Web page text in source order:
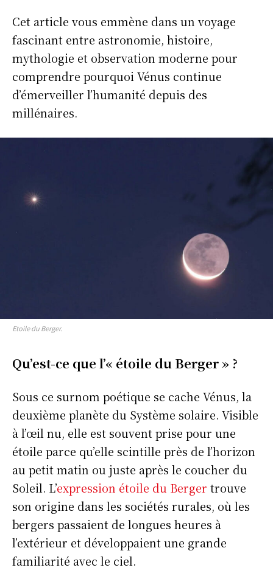
Cet article vous emmène dans un voyage
fascinant entre astronomie, histoire,
mythologie et observation moderne pour
comprendre pourquoi Vénus continue
d’émerveiller l’humanité depuis des
millénaires.
Etoile du Berger.
Qu’est-ce que l’« étoile du Berger » ?
Sous ce surnom poétique se cache Vénus, la
deuxième planète du Système solaire. Visible
à l’œil nu, elle est souvent prise pour une
étoile parce qu’elle scintille près de l’horizon
au petit matin ou juste après le coucher du
Soleil. L’expression étoile du Berger trouve
son origine dans les sociétés rurales, où les
bergers passaient de longues heures à
l’extérieur et développaient une grande
familiarité avec le ciel.